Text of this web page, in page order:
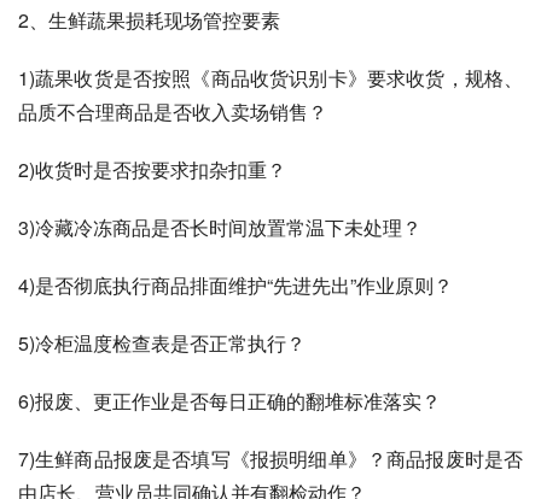
2、生鲜蔬果损耗现场管控要素
1)蔬果收货是否按照《商品收货识别卡》要求收货，规格、
品质不合理商品是否收入卖场销售？
2)收货时是否按要求扣杂扣重？
3)冷藏冷冻商品是否长时间放置常温下未处理？
4)是否彻底执行商品排面维护“先进先出”作业原则？
5)冷柜温度检查表是否正常执行？
6)报废、更正作业是否每日正确的翻堆标准落实？
7)生鲜商品报废是否填写《报损明细单》？商品报废时是否
由店长、营业员共同确认并有翻检动作？